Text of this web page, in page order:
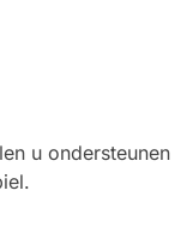
u ondersteunen